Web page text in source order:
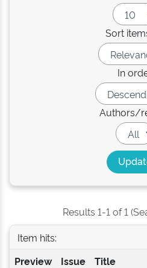
Sort
In
Authors/
Results 1-1 of 1
Item hits:
Preview
Issue
Title